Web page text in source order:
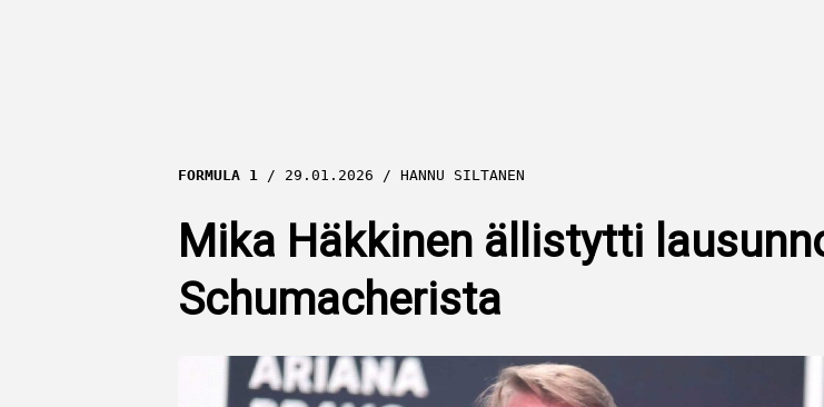
FORMULA 1 29.01.2026 HANNU SILTANEN
Mika Häkkinen ällistytti
Schumacherista